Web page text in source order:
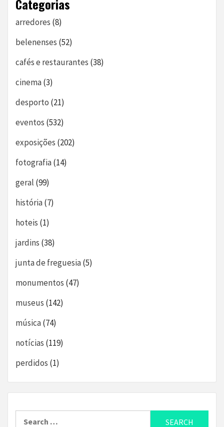
Categorias
arredores (8)
belenenses (52)
cafés e restaurantes (38)
cinema(3)
desporto (21)
eventos (532)
exposições (202)
fotografia(14)
geral (99)
história(7)
hoteis (1)
jardins (38)
junta de freguesia(5)
monumentos (47)
museus (142)
música(74)
notícias (119)
perdidos (1)